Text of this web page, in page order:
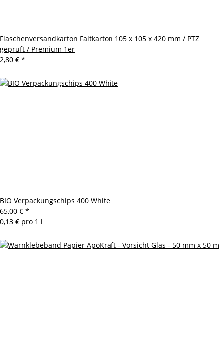
Flaschenversandkarton Faltkarton 105 x 105 x 420 mm / PTZ
geprüft / Premium 1er
2,80 € *
BIO Verpackungschips 400 White
65,00 € *
0,13 € pro 1 l